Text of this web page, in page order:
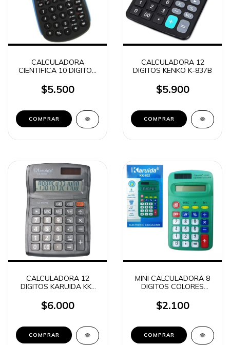
CALCULADORA
CIENTIFICA 10 DIGITOS
$5.500
CALCULADORA 12
DIGITOS KENKO K-837B
$5.900
CALCULADORA 12
DIGITOS KARUIDA KK-
$6.000
MINI CALCULADORA 8
DIGITOS COLORES
$2.100